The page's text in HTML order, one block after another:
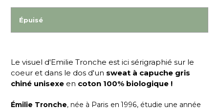
Épuisé
Le visuel d'Emilie Tronche est ici sérigraphié sur le
coeur et dans le dos d'un sweat à capuche gris
chiné unisexe en coton 100% biologique !
Émilie Tronche, née à Paris en 1996, étudie une année